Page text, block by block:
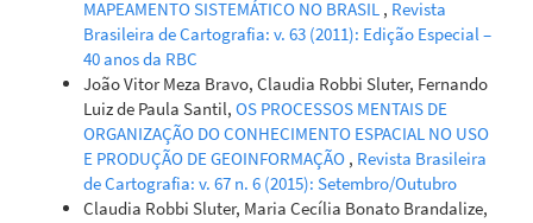
MAPEAMENTO SISTEMÁTICO NO BRASIL , Revista
Brasileira de Cartografia: v. 63 (2011): Edição Especial –
40 anos da RBC
João Vitor Meza Bravo, Claudia Robbi Sluter, Fernando
Luiz de Paula Santil, OS PROCESSOS MENTAIS DE
ORGANIZAÇÃO DO CONHECIMENTO ESPACIAL NO USO
E PRODUÇÃO DE GEOINFORMAÇÃO , Revista Brasileira
de Cartografia: v. 67 n. 6 (2015): Setembro/Outubro
Claudia Robbi Sluter, Maria Cecília Bonato Brandalize,